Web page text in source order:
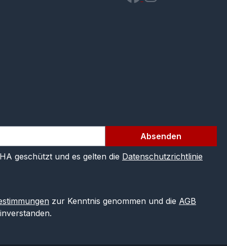
Absenden
geschützt und es gelten die Datenschutzrichtlinie
zur Kenntnis genommen und die AGB